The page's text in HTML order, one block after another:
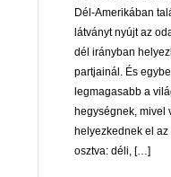
Dél-Amerikában
látványt nyújt az
dél irányban
partjainál. És
legmagasabb a
hegységnek, mivel
helyezkednek el
osztva: déli, […]